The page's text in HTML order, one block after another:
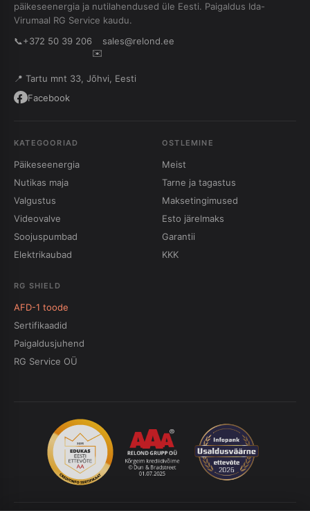
päikeseenergia ja nutilahendused üle Eesti. Paigaldus Ida-
Virumaal RG Service kaudu.
📞+372 50 39 206
✉️
sales@relond.ee
📍 Tartu mnt 33, Jõhvi, Eesti
Facebook
KATEGOORIAD
Päikeseenergia
Nutikas maja
Valgustus
Videovalve
Soojuspumbad
Elektrikaubad
OSTLEMINE
Meist
Tarne ja tagastus
Maksetingimused
Esto järelmaks
Garantii
KKK
RG SHIELD
AFD-1 toode
Sertifikaadid
Paigaldusjuhend
RG Service OÜ